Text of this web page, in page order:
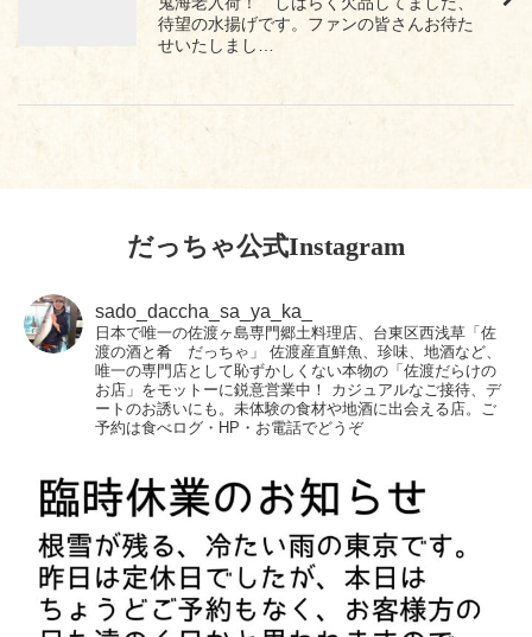
待望の水揚げです。ファンの皆さんお待た
せいたしまし…
だっちゃ公式Instagram
sado_daccha_sa_ya_ka_
日本で唯一の佐渡ヶ島専門郷土料理店、台東区西浅草「佐
渡の酒と肴 だっちゃ」
佐渡産直鮮魚、珍味、地酒など、
唯一の専門店として恥ずかしくない本物の「佐渡だらけの
お店」をモットーに鋭意営業中！
カジュアルなご接待、デ
ートのお誘いにも。未体験の食材や地酒に出会える店。ご
予約は食べログ・HP・お電話でどうぞ